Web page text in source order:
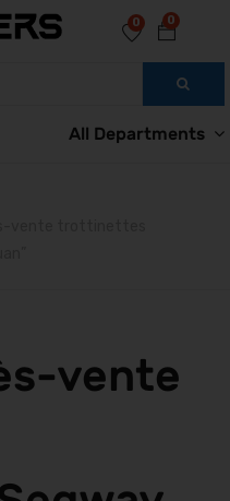
0
0
All Departments
vente